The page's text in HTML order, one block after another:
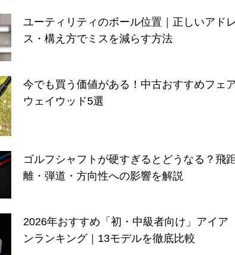
ユーティリティのボール位置｜正しいアドレ
ス・構え方でミスを減らす方法
今でも買う価値がある！中古おすすめフェ
ウェイウッド5選
ゴルフシャフトが硬すぎるとどうなる？飛
離・弾道・方向性への影響を解説
2026年おすすめ「初・中級者向け」アイア
ンランキング｜13モデルを徹底比較